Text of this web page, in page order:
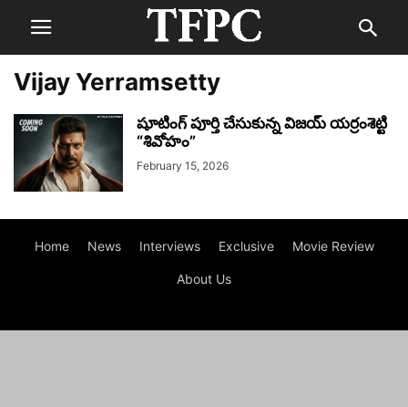
Vijay Yerramsetty
షూటింగ్ పూర్తి చేసుకున్న విజయ్ యర్రంశెట్టి
“శివోహం”
February 15, 2026
Home News Interviews Exclusive Movie Review
About Us